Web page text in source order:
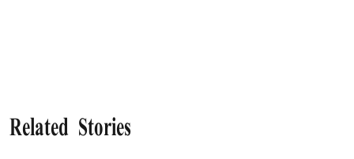
Related Stories